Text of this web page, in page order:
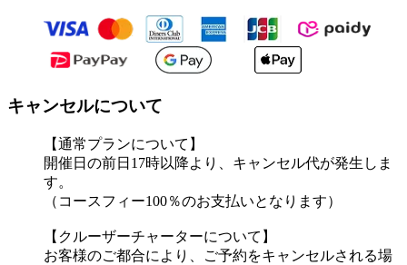
キャンセルについて
【通常プランについて】
開催日の前日17時以降より、キャンセル代が発生しま
す。
（コースフィー100％のお支払いとなります）
【クルーザーチャーターについて】
お客様のご都合により、ご予約をキャンセルされる場